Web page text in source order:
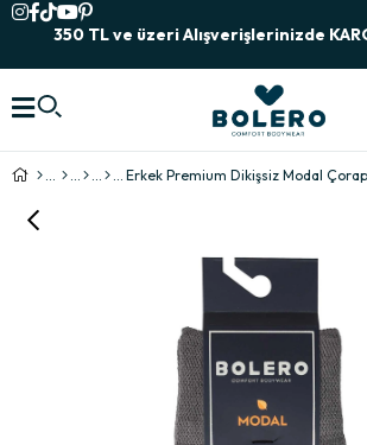
350 TL ve üzeri Alışverişlerinizde
Erkek Premium Dikişsiz Modal